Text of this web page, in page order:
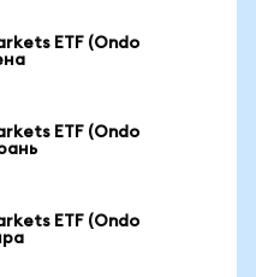
ETF (Ondo
ETF (Ondo
ETF (Ondo